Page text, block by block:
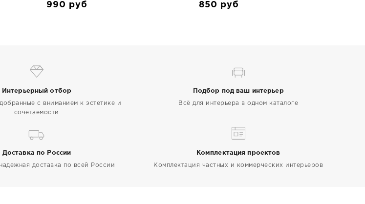
990 руб 850 руб
Интерьерный отбор
с вниманием к эстетике и
сочетаемости
Подбор под ваш интерьер
Всё для интерьера в одном каталоге
Доставка по России
доставка по всей России
Комплектация проектов
Комплектация частных и коммерческих интерьеров